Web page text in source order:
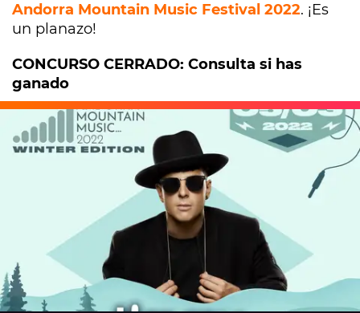
Andorra Mountain Music Festival 2022. ¡Es
un planazo!
CONCURSO CERRADO: Consulta si has
ganado